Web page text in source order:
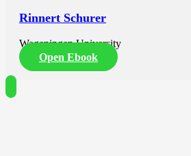
Rinnert Schurer
Wageningen University
Open Ebook